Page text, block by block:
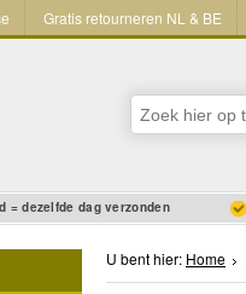
Gratis retourneren NL & BE
= dezelfde dag verzonden
U bent hier: Home